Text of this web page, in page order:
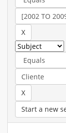
Start a new